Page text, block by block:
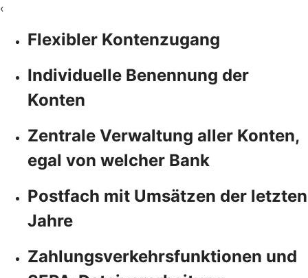
‹
Flexibler Kontenzugang
Individuelle Benennung der
Konten
Zentrale Verwaltung aller Konten,
egal von welcher Bank
Postfach mit Umsätzen der letzten
Jahre
Zahlungsverkehrsfunktionen und